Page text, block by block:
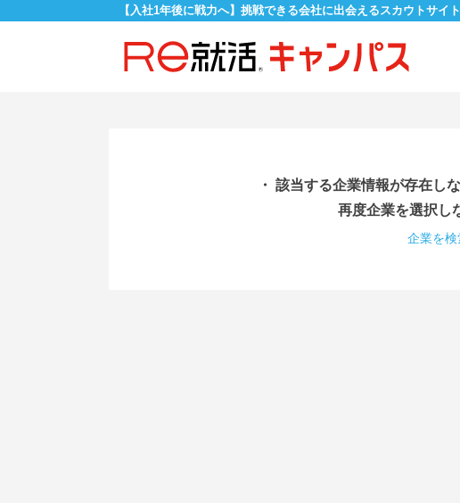
【入社1年後に戦力へ】挑戦できる会社に出会えるスカウトサイト
・ 該当する企業情報が存在し
再度企業を選択し
企業を検